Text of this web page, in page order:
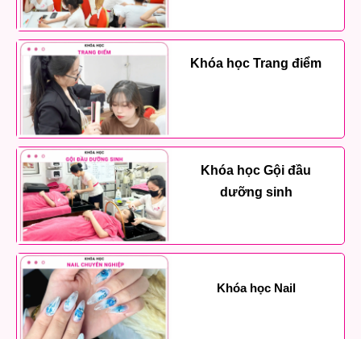
Khóa học Trang điểm
Khóa học Gội đầu
dưỡng sinh
Khóa học Nail